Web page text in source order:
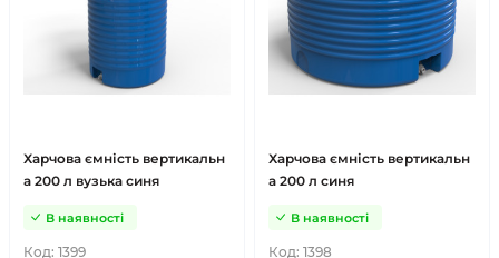
Харчова ємність вертикальн
а 200 л вузька синя
Код: 1399
В наявності
Харчова ємність вертикальн
а 200 л синя
Код: 1398
В наявності